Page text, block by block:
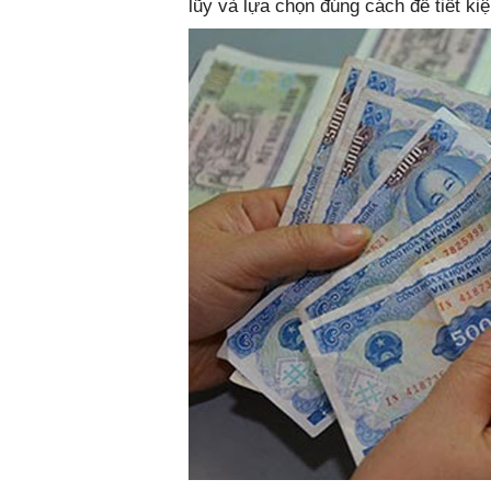
lũy và lựa chọn đúng cách để tiết